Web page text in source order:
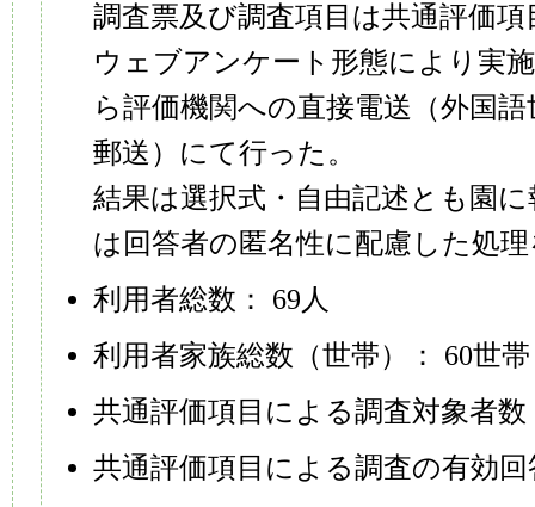
調査票及び調査項目は共通評価
ウェブアンケート形態により実
ら評価機関への直接電送（外国
郵送）にて行った。
結果は選択式・自由記述とも園
は回答者の匿名性に配慮した処
利用者総数： 69人
利用者家族総数（世帯）： 60世帯
共通評価項目による調査対象者数
共通評価項目による調査の有効回